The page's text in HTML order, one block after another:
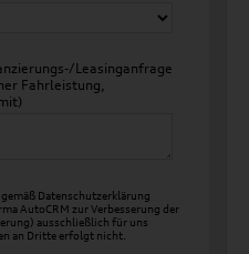
Leasinganfrage
Fahrleistung,
Datenschutzerklärung
AutoCRM zur Verbesserung der
ausschließlich für uns
an Dritte erfolgt nicht.